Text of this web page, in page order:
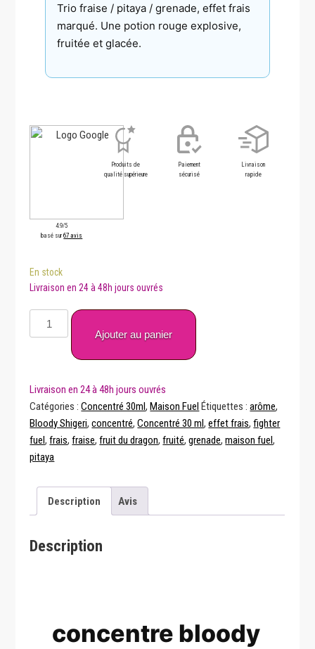
Trio fraise / pitaya / grenade, effet frais
marqué. Une potion rouge explosive,
fruitée et glacée.
4.9/5
basé sur67 avis
Produits de
qualité supérieure
Paiement
sécurisé
Livraison
rapide
En stock
quantité
de
30
ml
–
Fighter
Fuel
Maison
Ajouter au panier
Catégories :Concentré 30ml, Maison Fuel Étiquettes :arôme,
Bloody Shigeri,concentré,Concentré 30 ml,effet frais,fighter
fuel,frais,fraise,fruit du dragon,fruité,grenade,maison fuel,
pitaya
Description Avis
Description
concentre bloody